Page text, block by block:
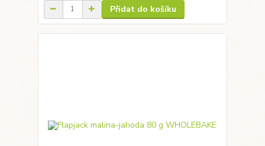
Přidat do košíku